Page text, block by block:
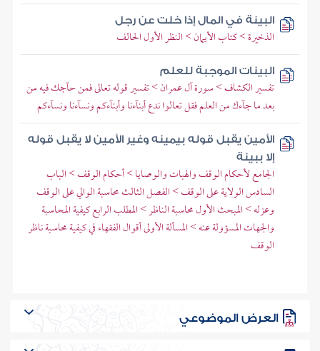
البينة في المال إذا خلت عن رجل
الذخيرة > كتاب الأيمان > النظر الأول الحالف
البينات الموجبة للعلم
تفسير الكشاف > سورة آل عمران > تفسير قوله تعالى فمن حآجك فيه من
بعد ما جآءك من العلم فقل تعالوا ندع أبنآءنا وأبنآءكم ونسآءنا ونسآءكم
الأمين يقبل قوله بيمينه وغير الأمين لا يقبل قوله
إلا ببينة
الجامع لأحكام الوقف والهبات والوصايا > أحكام الوقف > الباب
السادس الولاية على الوقف > الفصل الثالث محاسبة الوالي على الوقف
وعزله > المبحث الأول محاسبة الناظر > المطلب الرابع كيفية المحاسبة
والجهات المسؤولة عنه > المسألة الأولى أقوال الفقهاء في كيفية محاسبة ناظر
الوقف
العرض الموضوعي